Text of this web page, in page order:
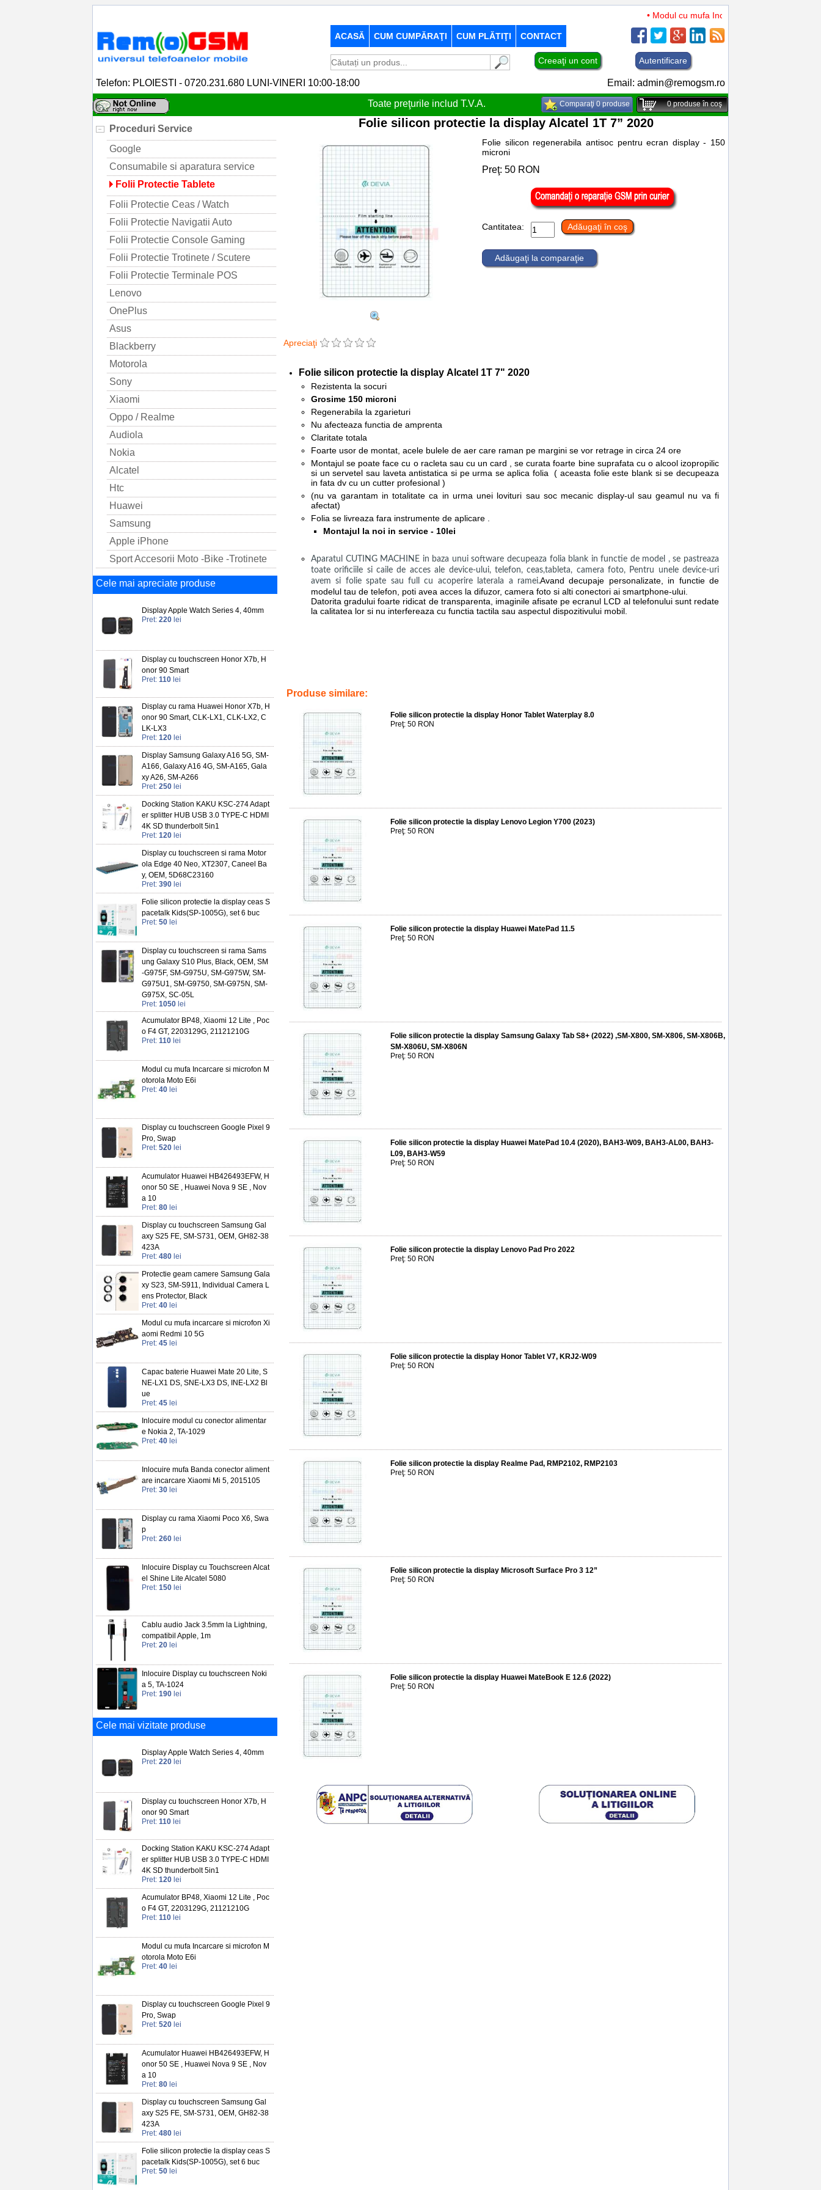
• Modul cu mufa Incarcare si microfon TCL 50
ACASĂ CUM CUMPĂRAŢI CUM PLĂTIŢI CONTACT
Creeaţi un cont Autentificare
Telefon: PLOIESTI - 0720.231.680 LUNI-VINERI 10:00-18:00 Email: admin@remogsm.ro
Toate preţurile includ T.V.A.
Comparaţi 0 produse 0produse în coş
Proceduri Service
Google
Consumabile si aparatura service
Folii Protectie Tablete
Folii Protectie Ceas / Watch
Folii Protectie Navigatii Auto
Folii Protectie Console Gaming
Folii Protectie Trotinete / Scutere
Folii Protectie Terminale POS
Lenovo
OnePlus
Asus
Blackberry
Motorola
Sony
Xiaomi
Oppo / Realme
Audiola
Nokia
Alcatel
Htc
Huawei
Samsung
Apple iPhone
Sport Accesorii Moto -Bike -Trotinete
Cele mai apreciate produse
Display Apple Watch Series 4, 40mm
Pret: 220 lei
Display cu touchscreen Honor X7b, H
onor 90 Smart
Pret: 110 lei
Display cu rama Huawei Honor X7b, H
onor 90 Smart, CLK-LX1, CLK-LX2, C
LK-LX3
Pret: 120 lei
Display Samsung Galaxy A16 5G, SM-
A166, Galaxy A16 4G, SM-A165, Gala
xy A26, SM-A266
Pret: 250 lei
Docking Station KAKU KSC-274 Adapt
er splitter HUB USB 3.0 TYPE-C HDMI
4K SD thunderbolt 5in1
Pret: 120 lei
Display cu touchscreen si rama Motor
ola Edge 40 Neo, XT2307, Caneel Ba
y, OEM, 5D68C23160
Pret: 390 lei
Folie silicon protectie la display ceas S
pacetalk Kids(SP-1005G), set 6 buc
Pret: 50 lei
Display cu touchscreen si rama Sams
ung Galaxy S10 Plus, Black, OEM, SM
-G975F, SM-G975U, SM-G975W, SM-
G975U1, SM-G9750, SM-G975N, SM-
G975X, SC-05L
Pret: 1050 lei
Acumulator BP48, Xiaomi 12 Lite , Poc
o F4 GT, 2203129G, 21121210G
Pret: 110 lei
Modul cu mufa Incarcare si microfon M
otorola Moto E6i
Pret: 40 lei
Display cu touchscreen Google Pixel 9
Pro, Swap
Pret: 520 lei
Acumulator Huawei HB426493EFW, H
onor 50 SE , Huawei Nova 9 SE , Nov
a 10
Pret: 80 lei
Display cu touchscreen Samsung Gal
axy S25 FE, SM-S731, OEM, GH82-38
423A
Pret: 480 lei
Protectie geam camere Samsung Gala
xy S23, SM-S911, Individual Camera L
ens Protector, Black
Pret: 40 lei
Modul cu mufa incarcare si microfon Xi
aomi Redmi 10 5G
Pret: 45 lei
Capac baterie Huawei Mate 20 Lite, S
NE-LX1 DS, SNE-LX3 DS, INE-LX2 Bl
ue
Pret: 45 lei
Inlocuire modul cu conector alimentar
e Nokia 2, TA-1029
Pret: 40 lei
Inlocuire mufa Banda conector aliment
are incarcare Xiaomi Mi 5, 2015105
Pret: 30 lei
Display cu rama Xiaomi Poco X6, Swa
p
Pret: 260 lei
Inlocuire Display cu Touchscreen Alcat
el Shine Lite Alcatel 5080
Pret: 150 lei
Cablu audio Jack 3.5mm la Lightning,
compatibil Apple, 1m
Pret: 20 lei
Inlocuire Display cu touchscreen Noki
a 5, TA-1024
Pret: 190 lei
Cele mai vizitate produse
Display Apple Watch Series 4, 40mm
Pret: 220 lei
Display cu touchscreen Honor X7b, H
onor 90 Smart
Pret: 110 lei
Docking Station KAKU KSC-274 Adapt
er splitter HUB USB 3.0 TYPE-C HDMI
4K SD thunderbolt 5in1
Pret: 120 lei
Acumulator BP48, Xiaomi 12 Lite , Poc
o F4 GT, 2203129G, 21121210G
Pret: 110 lei
Modul cu mufa Incarcare si microfon M
otorola Moto E6i
Pret: 40 lei
Display cu touchscreen Google Pixel 9
Pro, Swap
Pret: 520 lei
Acumulator Huawei HB426493EFW, H
onor 50 SE , Huawei Nova 9 SE , Nov
a 10
Pret: 80 lei
Display cu touchscreen Samsung Gal
axy S25 FE, SM-S731, OEM, GH82-38
423A
Pret: 480 lei
Folie silicon protectie la display ceas S
pacetalk Kids(SP-1005G), set 6 buc
Pret: 50 lei
Folie silicon protectie la display Alcatel 1T 7” 2020
Apreciaţi
Folie silicon regenerabila antisoc pentru ecran display - 150
microni
Preţ: 50 RON
Cantitatea: Adăugaţi în coş
Adăugaţi la comparaţie
Folie silicon protectie la display Alcatel 1T 7" 2020
Rezistenta la socuri
Grosime 150 microni
Regenerabila la zgarieturi
Nu afecteaza functia de amprenta
Claritate totala
Foarte usor de montat, acele bulele de aer care raman pe margini se vor retrage in circa 24 ore
Montajul se poate face cu o racleta sau cu un card , se curata foarte bine suprafata cu o alcool izopropilic
si un servetel sau laveta antistatica si pe urma se aplica folia ( aceasta folie este blank si se decupeaza
in fata dv cu un cutter profesional )
(nu va garantam in totalitate ca in urma unei lovituri sau soc mecanic display-ul sau geamul nu va fi
afectat)
Folia se livreaza fara instrumente de aplicare .
Montajul la noi in service - 10lei
Aparatul CUTING MACHINE in baza unui software decupeaza folia blank in functie de model , se pastreaza
toate orificiile si caile de acces ale device-ului, telefon, ceas,tableta, camera foto, Pentru unele device-uri
avem si folie spate sau full cu acoperire laterala a ramei.Avand decupaje personalizate, in functie de
modelul tau de telefon, poti avea acces la difuzor, camera foto si alti conectori ai smartphone-ului.
Datorita gradului foarte ridicat de transparenta, imaginile afisate pe ecranul LCD al telefonului sunt redate
la calitatea lor si nu interfereaza cu functia tactila sau aspectul dispozitivului mobil.
Produse similare:
Folie silicon protectie la display Honor Tablet Waterplay 8.0
Preţ: 50 RON
Folie silicon protectie la display Lenovo Legion Y700 (2023)
Preţ: 50 RON
Folie silicon protectie la display Huawei MatePad 11.5
Preţ: 50 RON
Folie silicon protectie la display Samsung Galaxy Tab S8+ (2022) ,SM-X800, SM-X806, SM-X806B,
SM-X806U, SM-X806N
Preţ: 50 RON
Folie silicon protectie la display Huawei MatePad 10.4 (2020), BAH3-W09, BAH3-AL00, BAH3-
L09, BAH3-W59
Preţ: 50 RON
Folie silicon protectie la display Lenovo Pad Pro 2022
Preţ: 50 RON
Folie silicon protectie la display Honor Tablet V7, KRJ2-W09
Preţ: 50 RON
Folie silicon protectie la display Realme Pad, RMP2102, RMP2103
Preţ: 50 RON
Folie silicon protectie la display Microsoft Surface Pro 3 12”
Preţ: 50 RON
Folie silicon protectie la display Huawei MateBook E 12.6 (2022)
Preţ: 50 RON